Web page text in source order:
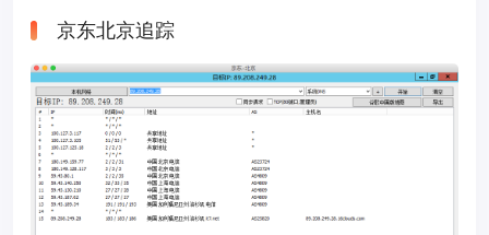
京东北京追踪